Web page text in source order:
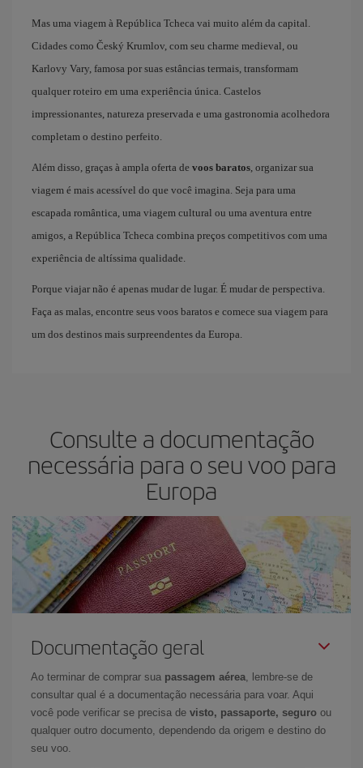
Mas uma viagem à República Tcheca vai muito além da capital.
Cidades como Český Krumlov, com seu charme medieval, ou
Karlovy Vary, famosa por suas estâncias termais, transformam
qualquer roteiro em uma experiência única. Castelos
impressionantes, natureza preservada e uma gastronomia acolhedora
completam o destino perfeito.
Além disso, graças à ampla oferta de voos baratos , organizar sua
viagem é mais acessível do que você imagina. Seja para uma
escapada romântica, uma viagem cultural ou uma aventura entre
amigos, a República Tcheca combina preços competitivos com uma
experiência de altíssima qualidade.
Porque viajar não é apenas mudar de lugar. É mudar de perspectiva.
Faça as malas, encontre seus voos baratos e comece sua viagem para
um dos destinos mais surpreendentes da Europa.
Consulte a documentação
necessária para o seu voo para
Europa
Documentação geral
Ao terminar de comprar sua passagem aérea , lembre-se de
consultar qual é a documentação necessária para voar. Aqui
você pode verificar se precisa de visto, passaporte, seguro ou
qualquer outro documento, dependendo da origem e destino do
seu voo.